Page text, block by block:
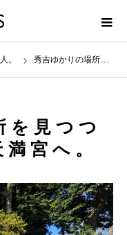
。 秀吉ゆかりの場所を見つつ北野詣。 北野天満宮へ。
を見つつ
宮へ。